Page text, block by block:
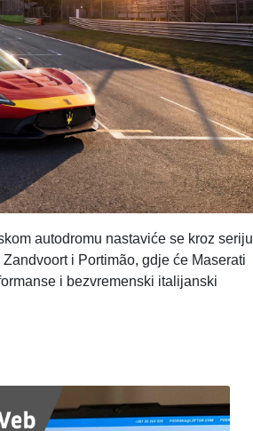
autodromu nastaviće se kroz seriju
i Portimão, gdje će Maserati
i bezvremenski italijanski